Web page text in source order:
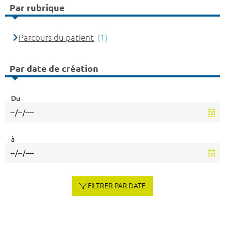
Par rubrique
Parcours du patient (1)
Par date de création
Du
à
FILTRER PAR DATE